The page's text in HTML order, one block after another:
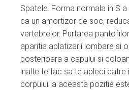
Spatele. Forma normala in S
ca un amortizor de soc,
vertebrelor. Purtarea
aparitia aplatizarii lombare si
posterioara a capului si
inalte te fac sa te apleci catre
corpului la aceasta pozitie